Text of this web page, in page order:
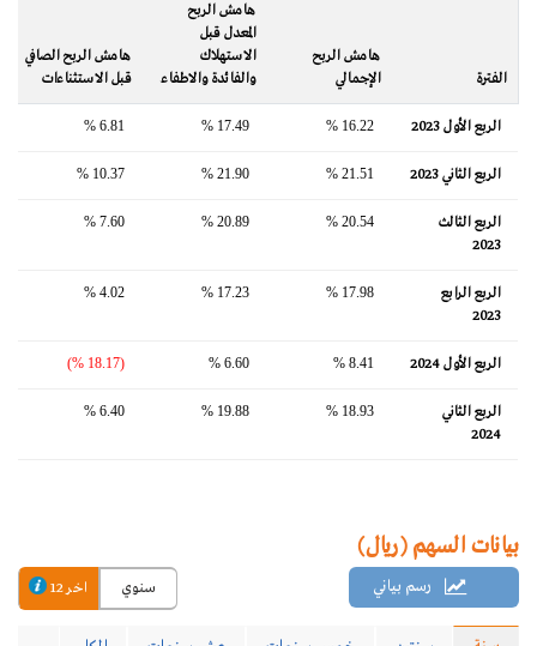
الفترة
هامش الربح
الإجمالي
هامش الربح
المعدل قبل
الاستهلاك
والفائدة والاطفاء
هامش الربح الصافي
قبل الاستثناءات
الربع الأول 2023 16.22 %
17.49 %
6.81 %
الربع الثاني 2023 21.51 %
21.90 %
10.37 %
الربع الثالث
2023
20.54 %
20.89 %
7.60 %
الربع الرابع
2023
17.98 %
17.23 %
4.02 %
الربع الأول 2024 8.41 %
6.60 %
(18.17 %)
الربع الثاني
2024
18.93 %
19.88 %
6.40 %
بيانات السهم (ريال)
رسم بياني اخر 12 سنوي